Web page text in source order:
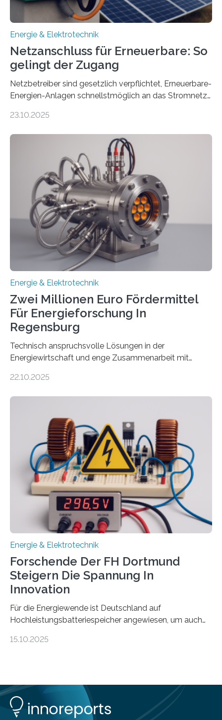
Energie & Elektrotechnik
Netzanschluss für Erneuerbare: So
gelingt der Zugang
Netzbetreiber sind gesetzlich verpflichtet, Erneuerbare-
Energien-Anlagen schnellstmöglich an das Stromnetz
ermöglichen. Doch der dafür nötige Netzausbau hinkt
einem „Anschlussstau“. Die Stiftung
Umweltenergierecht hat den Rechtsrahmen in einem
neuen Bericht für die Praxis eingeordnet – inklusive der
Rolle von flexiblen Netzanschlussvereinbarungen. Der
Netzanschluss von Erneuerbare-Energien-Anlagen
(EE-Anlagen) ist entscheidend für die Energiewende.
Denn ohne Anschluss an das Netz kann kein Strom
eingespeist werden. Nach dem Erneuerbare-Energien-
Gesetz (EEG) sind Netzbetreiber…
23.10.2025
Energie & Elektrotechnik
Zwei Millionen Euro Fördermittel
Für Energieforschung In
Regensburg
Technisch anspruchsvolle Lösungen in der
Energiewirtschaft und enge Zusammenarbeit mit
neuen EU-geförderten Transfer-Projekte zu
Energietechnologien werden vom Europäischen
Sozialfonds Plus (ESF+) gefördert – mit einer
Gesamtsumme von mehr als zwei Millionen Euro.
Damit zählt die Hochschule zu den großen
Gewinnerinnen der aktuellen Förderrunde des
Bayerischen Wissenschaftsministeriums. Im
Mittelpunkt steht der direkte Wissenstransfer: Neue
wissenschaftliche Erkenntnisse sollen rasch in die
22.10.2025
Energie & Elektrotechnik
Forschende Der FH Dortmund
Steigern Die Spannung In
Innovation
Für die Energiewende ist Deutschland auf
Hochleistungsbatteriespeicher angewiesen, um auch
Doch mit der immensen Zahl einzelner Batteriezellen,
Projekt KV-BATT diese Verluste reduzieren und
erhöhen dazu die Spannung um das Zehn- bis
Zwanzigfache. Ein kleiner Exkurs zurück in die Schulzeit:
15.10.2025